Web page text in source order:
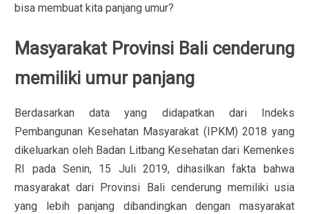
bisa membuat kita panjang umur?
Masyarakat Provinsi Bali cenderung
memiliki umur panjang
Berdasarkan data yang didapatkan dari Indeks
Pembangunan Kesehatan Masyarakat (IPKM) 2018 yang
dikeluarkan oleh Badan Litbang Kesehatan dari Kemenkes
RI pada Senin, 15 Juli 2019, dihasilkan fakta bahwa
masyarakat dari Provinsi Bali cenderung memiliki usia
yang lebih panjang dibandingkan dengan masyarakat